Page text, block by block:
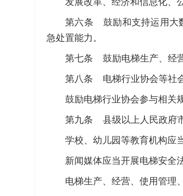
第六条 鼓励和支持运用大
急处置能力。
第七条 鼓励电梯生产、经
第八条 电梯行业协会等社
鼓励电梯行业协会参与相关
第九条 县级以上人民政府
学校、幼儿园等教育机构应
新闻媒体应当开展电梯安全
电梯生产、经营、使用管理